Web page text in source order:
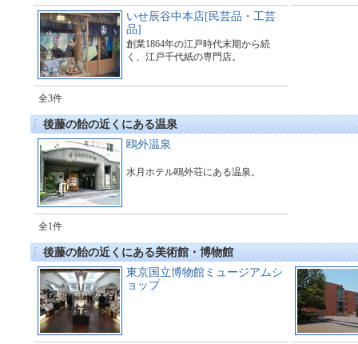
いせ辰谷中本店[民芸品・工芸
品]
創業1864年の江戸時代末期から続
く、江戸千代紙の専門店。
全3件
後藤の飴の近くにある温泉
鴎外温泉
水月ホテル鴎外荘にある温泉。
全1件
後藤の飴の近くにある美術館・博物館
東京国立博物館ミュージアムシ
ョップ